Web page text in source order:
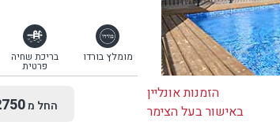
מומלץ בורדו בריכת שחיה
פרטית
הזמנות אונליין
באישור בעל הצימר
החל מ